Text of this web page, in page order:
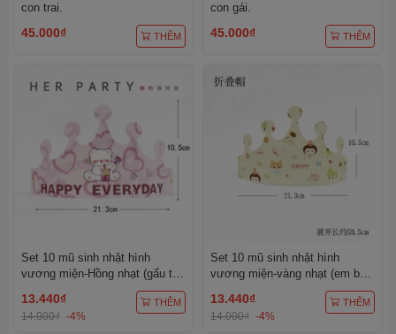
con trai.
45.000₫ THÊM
con gái.
45.000₫ THÊM
Set 10 mũ sinh nhật hình
vương miện-Hồng nhạt (gấu trà
13.440₫
14.000₫ -4%
THÊM
Set 10 mũ sinh nhật hình
vương miện-vàng nhạt (em bé
13.440₫
14.000₫ -4%
THÊM